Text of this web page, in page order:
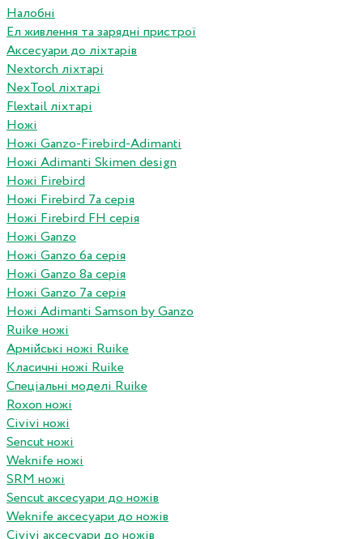
Налобні
Ел живлення та зарядні пристрої
Аксесуари до ліхтарів
Nextorch ліхтарі
NexTool ліхтарі
Flextail ліхтарі
Ножі
Ножі Ganzo-Firebird-Adimanti
Ножі Adimanti Skimen design
Ножі Firebird
Ножі Firebird 7а серія
Ножі Firebird FH серія
Ножі Ganzo
Ножі Ganzo 6а серія
Ножі Ganzo 8а серія
Ножі Ganzo 7а серія
Ножі Adimanti Samson by Ganzo
Ruike ножі
Армійські ножі Ruike
Класичні ножі Ruike
Спеціальні моделі Ruike
Roxon ножi
Civivi ножі
Sencut ножі
Weknife ножі
SRM ножі
Sencut аксесуари до ножів
Weknife аксесуари до ножів